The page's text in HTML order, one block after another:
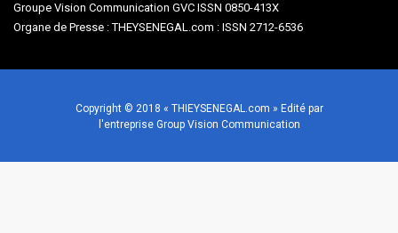
Groupe Vision Communication GVC ISSN 0850-413X
Organe de Presse : THEYSENEGAL.com : ISSN 2712-6536
Copyright © 2018 « THIEYSENEGAL.com » Edité par
l'entreprise Group Vision Communication